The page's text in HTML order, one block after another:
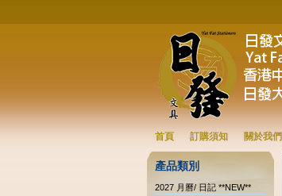
首頁 訂購須知 關於我們
產品類別
2027 月曆/ 日記 **NEW**